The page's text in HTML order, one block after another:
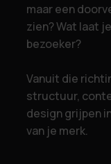
maar een
zien? Wat laat
bezoeker?
Vanuit die
structuur,
design grijpen
van je merk.